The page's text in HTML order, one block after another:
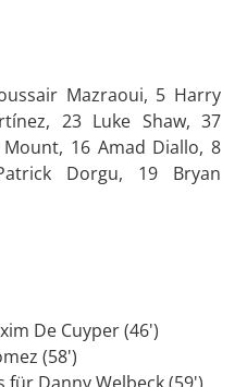
Mazraoui, 5 Harry
23 Luke Shaw, 37
16 Amad Diallo, 8
Dorgu, 19 Bryan
De Cuyper (46')
(58')
für Danny Welbeck (59')